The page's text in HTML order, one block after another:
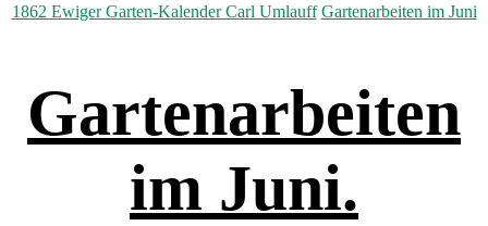
Kategorien
1862 Ewiger Garten-Kalender Carl Umlauff Gartenarbeiten im Juni
Gartenarbeiten
im Juni.